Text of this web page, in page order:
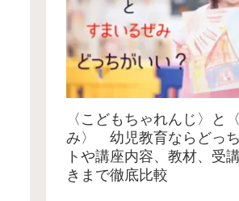
〈こどもちゃれんじ〉と
み〉 幼児教育ならどっ
トや講座内容、教材、受
きまで徹底比較